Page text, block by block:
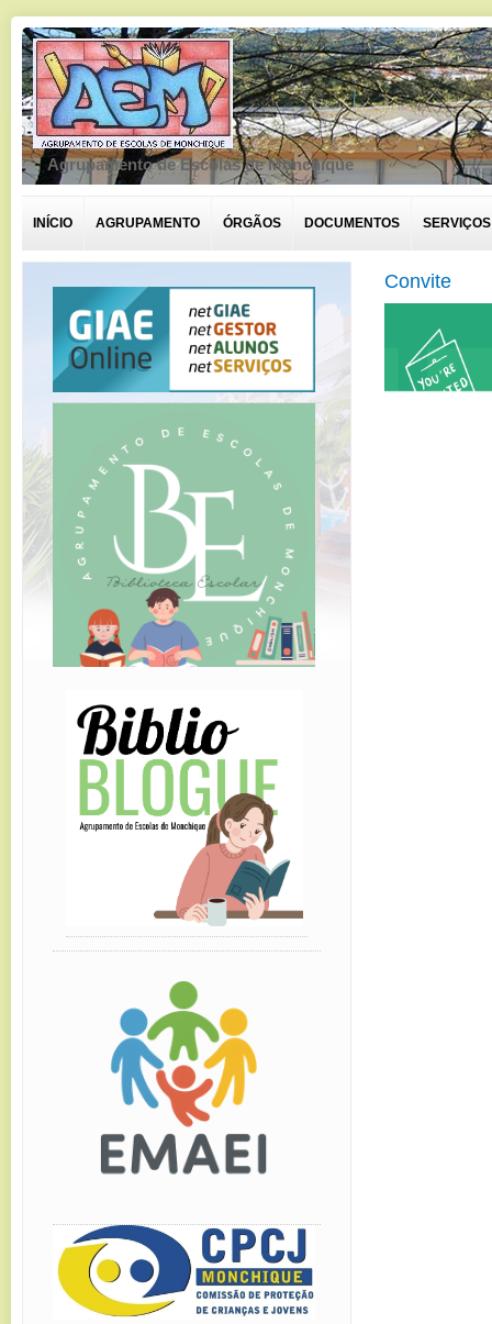
Agrupamento de Escolas de Monchique
INÍCIO AGRUPAMENTO ÓRGÃOS DOCUMENTOS SERVIÇOS
Convite